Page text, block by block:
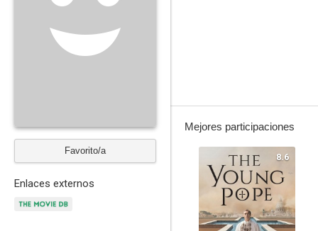
Favorito/a
Enlaces externos
Mejores participaciones
8.6